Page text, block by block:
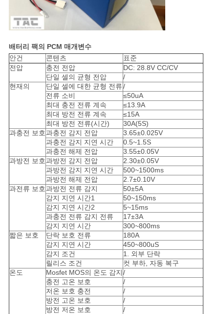
배터리 팩의 PCM 매개변수
안건
콘텐츠
표준
전압
충전 전압
DC: 28.8V CC/CV
단일 셀의 균형 전압
/
현재의
단일 셀에 대한 균형 전류/
전류 소비
≤50uA
최대 충전 전류 계속
≤13.9A
최대 방전 전류 계속
≤15A
최대 방전 전류(시간)
30A(5S)
과충전 보호과충전 감지 전압
3.65±0.025V
과충전 감지 지연 시간
0.5~1.5S
과충전 해제 전압
3.55±0.05V
과방전 보호과방전 감지 전압
2.30±0.05V
과방전 감지 지연 시간
500~1500ms
과방전 해제 전압
2.7±0.10V
과전류 보호과방전 전류 감지
50±5A
감지 지연 시간1
50~150ms
감지 지연 시간2
5~15ms
과충전 전류 감지 전류
17±3A
감지 지연 시간
300~800ms
짧은 보호
단락 보호 전류
180A
감지 지연 시간
450~800uS
감지 조건
1. 외부 단락
릴리스 조건
컷 부하, 자동 복구
온도
Mosfet MOS의 온도 감지/
충전 고온 보호
/
저온 보호 충전
/
방전 고온 보호
/
방전 저온 보호
/